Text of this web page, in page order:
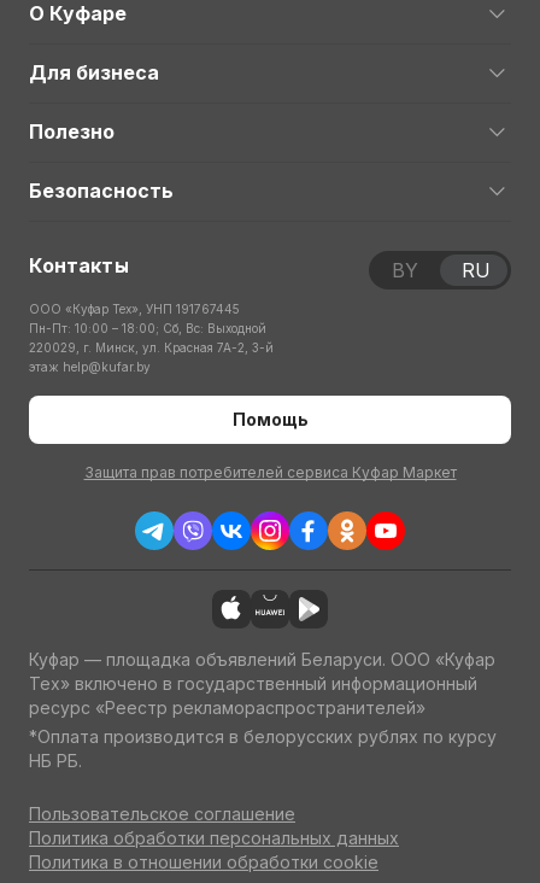
О Куфаре
Для бизнеса
Полезно
Безопасность
Контакты
ООО «Куфар Тех», УНП 191767445
Пн-Пт: 10:00 – 18:00; Сб, Вс: Выходной
220029, г. Минск, ул. Красная 7А-2, 3-й
этаж help@kufar.by
Помощь
Защита прав потребителей сервиса Куфар Маркет
BY RU
Куфар — площадка объявлений Беларуси. ООО «Куфар
Тех» включено в государственный информационный
ресурс «Реестр рекламораспространителей»
*Оплата производится в белорусских рублях по курсу
НБ РБ.
Пользовательское соглашение
Политика обработки персональных данных
Политика в отношении обработки cookie